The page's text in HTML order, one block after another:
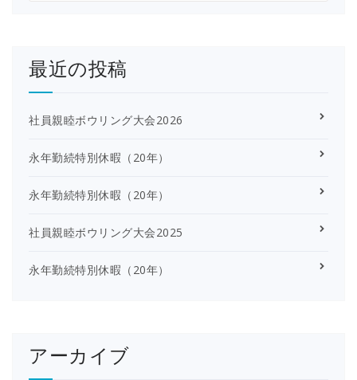
最近の投稿
社員親睦ボウリング大会2026
永年勤続特別休暇（20年）
永年勤続特別休暇（20年）
社員親睦ボウリング大会2025
永年勤続特別休暇（20年）
アーカイブ